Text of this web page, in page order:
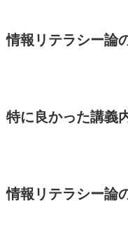
情報リテラシー論
特に良かった講義
情報リテラシー論